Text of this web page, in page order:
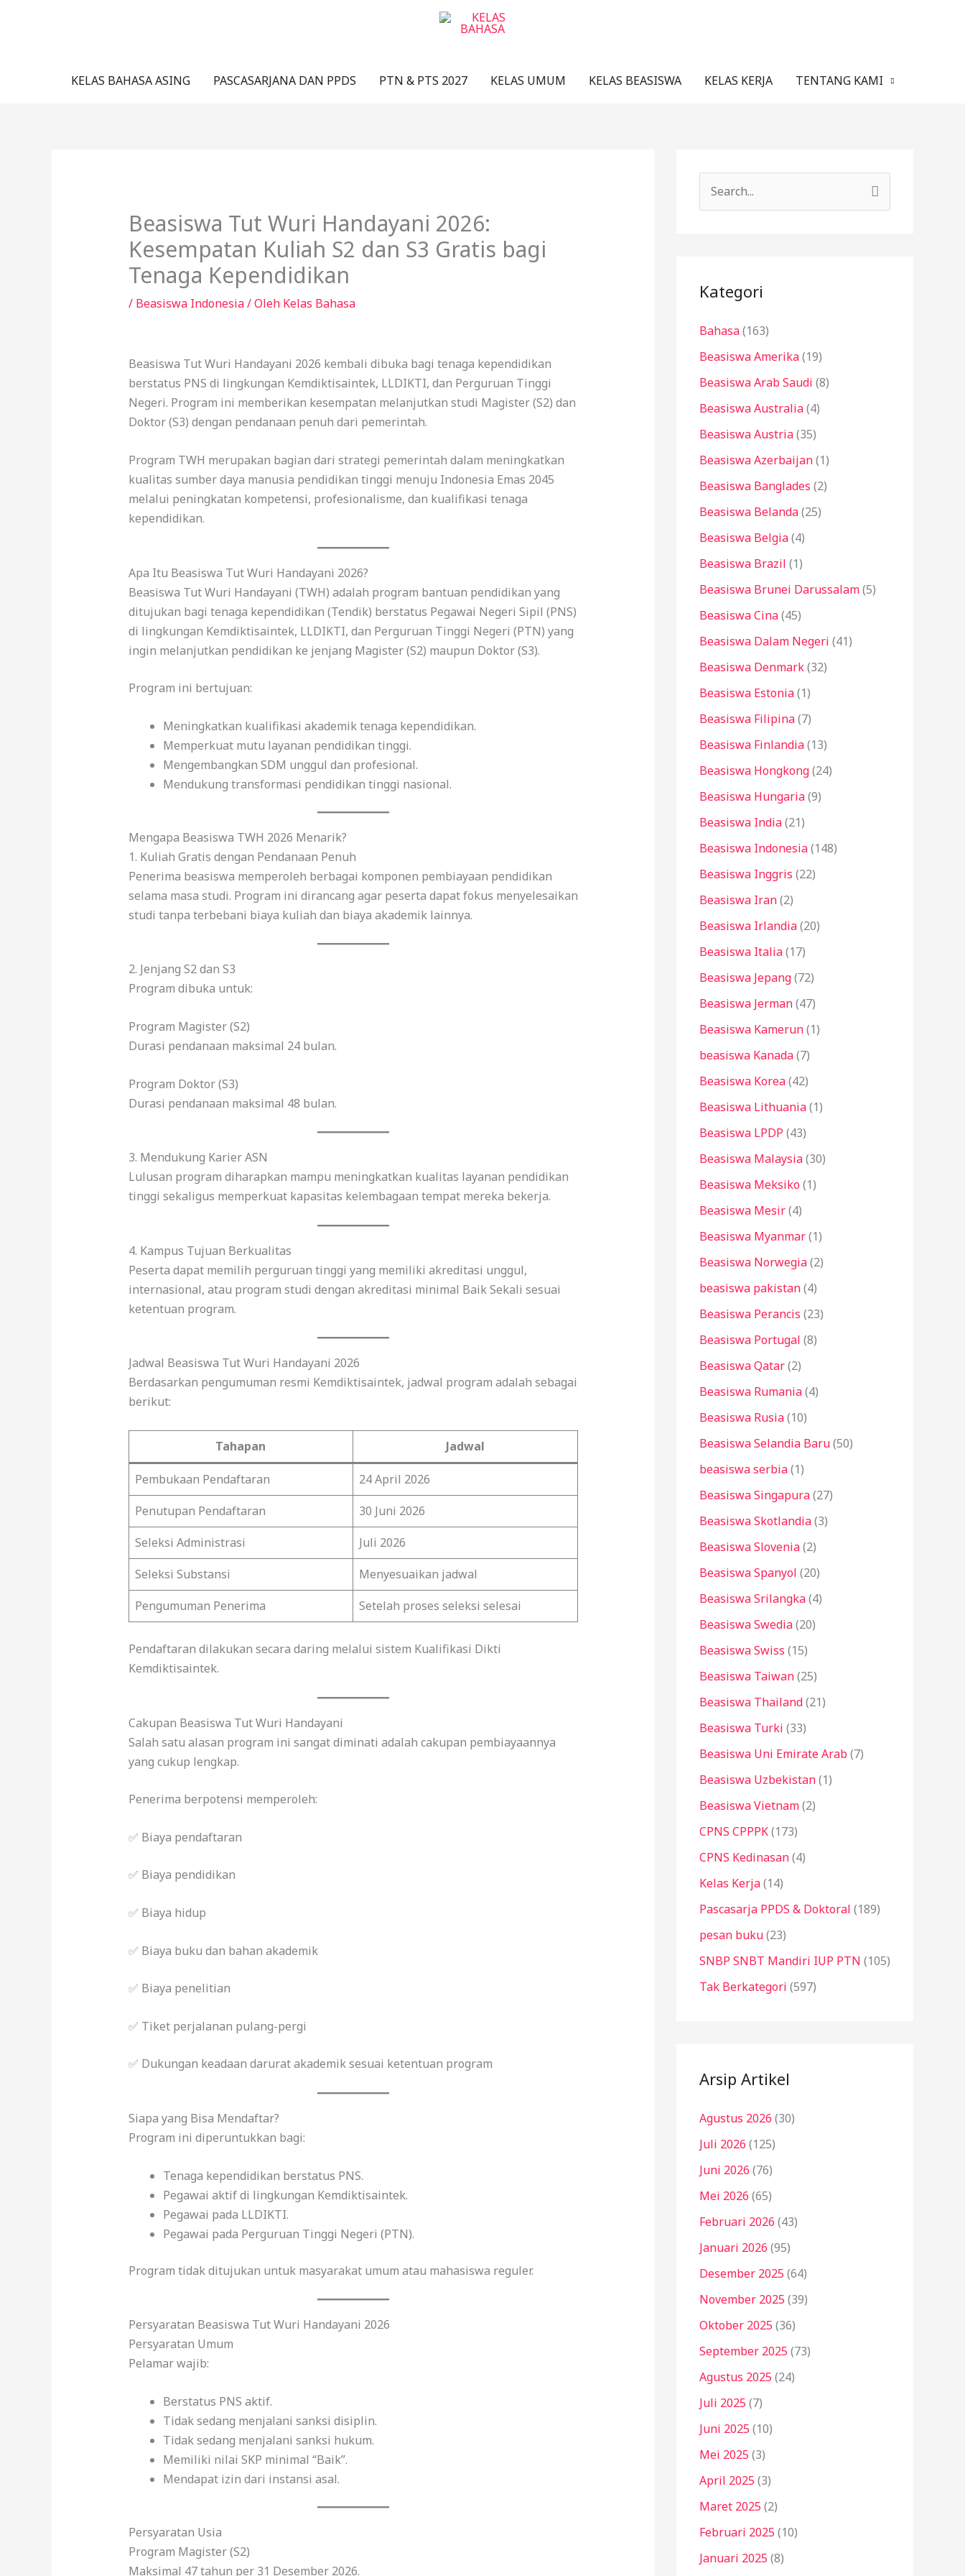
KELAS BAHASA ASING PASCASARJANA DAN PPDS PTN & PTS 2027 KELAS UMUM KELAS BEASISWA KELAS KERJA TENTANG KAMI
Beasiswa Tut Wuri Handayani 2026:
Kesempatan Kuliah S2 dan S3 Gratis bagi
Tenaga Kependidikan
/ Beasiswa Indonesia/ Oleh Kelas Bahasa
Beasiswa Tut Wuri Handayani 2026 kembali dibuka bagi tenaga kependidikan
berstatus PNS di lingkungan Kemdiktisaintek, LLDIKTI, dan Perguruan Tinggi
Negeri. Program ini memberikan kesempatan melanjutkan studi Magister (S2) dan
Doktor (S3) dengan pendanaan penuh dari pemerintah.
Program TWH merupakan bagian dari strategi pemerintah dalam meningkatkan
kualitas sumber daya manusia pendidikan tinggi menuju Indonesia Emas 2045
melalui peningkatan kompetensi, profesionalisme, dan kualifikasi tenaga
kependidikan.
Apa Itu Beasiswa Tut Wuri Handayani 2026?
Beasiswa Tut Wuri Handayani (TWH) adalah program bantuan pendidikan yang
ditujukan bagi tenaga kependidikan (Tendik) berstatus Pegawai Negeri Sipil (PNS)
di lingkungan Kemdiktisaintek, LLDIKTI, dan Perguruan Tinggi Negeri (PTN) yang
ingin melanjutkan pendidikan ke jenjang Magister (S2) maupun Doktor (S3).
Program ini bertujuan:
Meningkatkan kualifikasi akademik tenaga kependidikan.
Memperkuat mutu layanan pendidikan tinggi.
Mengembangkan SDM unggul dan profesional.
Mendukung transformasi pendidikan tinggi nasional.
Mengapa Beasiswa TWH 2026 Menarik?
1. Kuliah Gratis dengan Pendanaan Penuh
Penerima beasiswa memperoleh berbagai komponen pembiayaan pendidikan
selama masa studi. Program ini dirancang agar peserta dapat fokus menyelesaikan
studi tanpa terbebani biaya kuliah dan biaya akademik lainnya.
2. Jenjang S2 dan S3
Program dibuka untuk:
Program Magister (S2)
Durasi pendanaan maksimal 24 bulan.
Program Doktor (S3)
Durasi pendanaan maksimal 48 bulan.
3. Mendukung Karier ASN
Lulusan program diharapkan mampu meningkatkan kualitas layanan pendidikan
tinggi sekaligus memperkuat kapasitas kelembagaan tempat mereka bekerja.
4. Kampus Tujuan Berkualitas
Peserta dapat memilih perguruan tinggi yang memiliki akreditasi unggul,
internasional, atau program studi dengan akreditasi minimal Baik Sekali sesuai
ketentuan program.
Jadwal Beasiswa Tut Wuri Handayani 2026
Berdasarkan pengumuman resmi Kemdiktisaintek, jadwal program adalah sebagai
berikut:
Tahapan Jadwal
Pembukaan Pendaftaran
24 April 2026
Penutupan Pendaftaran
30 Juni 2026
Seleksi Administrasi
Juli 2026
Seleksi Substansi
Menyesuaikan jadwal
Pengumuman Penerima
Setelah proses seleksi selesai
Pendaftaran dilakukan secara daring melalui sistem Kualifikasi Dikti
Kemdiktisaintek.
Cakupan Beasiswa Tut Wuri Handayani
Salah satu alasan program ini sangat diminati adalah cakupan pembiayaannya
yang cukup lengkap.
Penerima berpotensi memperoleh:
✅ Biaya pendaftaran
✅ Biaya pendidikan
✅ Biaya hidup
✅ Biaya buku dan bahan akademik
✅ Biaya penelitian
✅ Tiket perjalanan pulang-pergi
✅ Dukungan keadaan darurat akademik sesuai ketentuan program
Siapa yang Bisa Mendaftar?
Program ini diperuntukkan bagi:
Tenaga kependidikan berstatus PNS.
Pegawai aktif di lingkungan Kemdiktisaintek.
Pegawai pada LLDIKTI.
Pegawai pada Perguruan Tinggi Negeri (PTN).
Program tidak ditujukan untuk masyarakat umum atau mahasiswa reguler.
Persyaratan Beasiswa Tut Wuri Handayani 2026
Persyaratan Umum
Pelamar wajib:
Berstatus PNS aktif.
Tidak sedang menjalani sanksi disiplin.
Tidak sedang menjalani sanksi hukum.
Memiliki nilai SKP minimal “Baik”.
Mendapat izin dari instansi asal.
Persyaratan Usia
Program Magister (S2)
Maksimal 47 tahun per 31 Desember 2026.
u
t
u
k
:
Kategori
Bahasa(163)
Beasiswa Amerika(19)
Beasiswa Arab Saudi (8)
Beasiswa Australia(4)
Beasiswa Austria(35)
Beasiswa Azerbaijan(1)
Beasiswa Banglades (2)
Beasiswa Belanda(25)
Beasiswa Belgia(4)
Beasiswa Brazil (1)
Beasiswa Brunei Darussalam(5)
Beasiswa Cina(45)
Beasiswa Dalam Negeri (41)
Beasiswa Denmark(32)
Beasiswa Estonia(1)
Beasiswa Filipina(7)
Beasiswa Finlandia(13)
Beasiswa Hongkong(24)
Beasiswa Hungaria(9)
Beasiswa India(21)
Beasiswa Indonesia(148)
Beasiswa Inggris (22)
Beasiswa Iran(2)
Beasiswa Irlandia(20)
Beasiswa Italia(17)
Beasiswa Jepang(72)
Beasiswa Jerman(47)
Beasiswa Kamerun(1)
beasiswa Kanada(7)
Beasiswa Korea(42)
Beasiswa Lithuania(1)
Beasiswa LPDP (43)
Beasiswa Malaysia(30)
Beasiswa Meksiko(1)
Beasiswa Mesir(4)
Beasiswa Myanmar(1)
Beasiswa Norwegia(2)
beasiswa pakistan(4)
Beasiswa Perancis (23)
Beasiswa Portugal (8)
Beasiswa Qatar(2)
Beasiswa Rumania(4)
Beasiswa Rusia(10)
Beasiswa Selandia Baru(50)
beasiswa serbia(1)
Beasiswa Singapura(27)
Beasiswa Skotlandia(3)
Beasiswa Slovenia(2)
Beasiswa Spanyol (20)
Beasiswa Srilangka(4)
Beasiswa Swedia(20)
Beasiswa Swiss (15)
Beasiswa Taiwan(25)
Beasiswa Thailand(21)
Beasiswa Turki (33)
Beasiswa Uni Emirate Arab(7)
Beasiswa Uzbekistan(1)
Beasiswa Vietnam(2)
CPNS CPPPK(173)
CPNS Kedinasan(4)
Kelas Kerja(14)
Pascasarja PPDS & Doktoral (189)
pesan buku(23)
SNBP SNBT Mandiri IUP PTN (105)
Tak Berkategori (597)
Arsip Artikel
Agustus 2026 (30)
Juli 2026 (125)
Juni 2026 (76)
Mei 2026 (65)
Februari 2026 (43)
Januari 2026 (95)
Desember 2025 (64)
November 2025 (39)
Oktober 2025 (36)
September 2025 (73)
Agustus 2025 (24)
Juli 2025 (7)
Juni 2025 (10)
Mei 2025 (3)
April 2025 (3)
Maret 2025 (2)
Februari 2025 (10)
Januari 2025 (8)